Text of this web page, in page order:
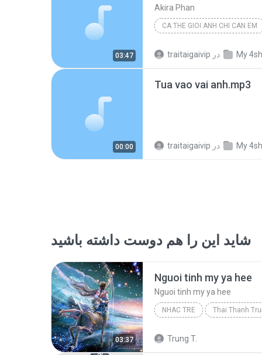
03:47
Akira Phan
CA THE GIOI ANH CHI CAN EM
traitaigaivip در My
00:00
Tua vao vai anh.mp3
traitaigaivip در My
شاید این را هم دوست داشته باشید
03:37
Nguoi tinh my ya hee
Nguoi tinh my ya hee
NHAC TRE Thai Thanh
Trung T.